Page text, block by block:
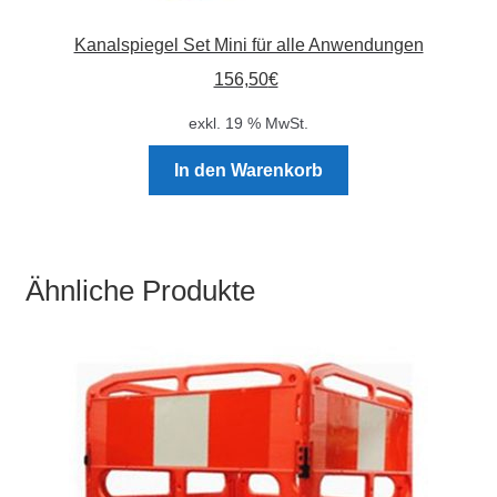
Kanalspiegel Set Mini für alle Anwendungen
156,50€
exkl. 19 % MwSt.
In den Warenkorb
Ähnliche Produkte